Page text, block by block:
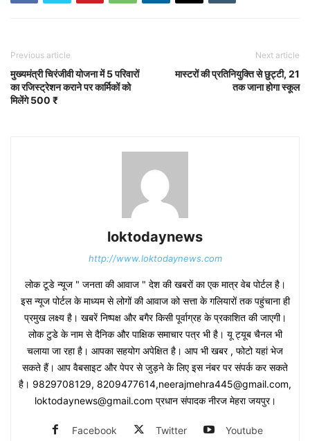
Previous article
मुख्यमंत्री चिरंजीवी योजना में 5 परिवारों
का रजिस्ट्रेशन कराने पर कार्मिकों को
मिलेंगे 500 ₹
Next article
मास्टरों की प्रतिनियुक्ति से छुट्टी, 21
तक जाना होगा स्कूल
loktodaynews
http://www.loktodaynews.com
लोक टूडे न्यूज " जनता की आवाज " देश की खबरों का एक मात्र वेब पोर्टल है।
इस न्यूज पोर्टल के माध्यम से लोगों की आवाज को सत्ता के गलियारों तक पहुंचाना ही
प्रमुख लक्ष्य है। खबरें निष्पक्ष और बगैर किसी पूर्वाग्रह के प्रकाशित की जाएगी।
लोक टुडे के नाम से दैनिक और पाक्षिक समाचार पत्र भी है। यू ट्यूब चैनल भी
चलाया जा रहा है। आपका सहयोग अपेक्षित है। आप भी खबर , फोटो यहां भेज
सकते हैं। आप वैबसाइट और पेपर से जुड़ने के लिए इस नंबर पर संपर्क कर सकते
है। 9829708129, 8209477614,neerajmehra445@gmail.com,
loktodaynews@gmail.com प्रधान संपादक नीरज मेहरा जयपुर।
Facebook Twitter Youtube